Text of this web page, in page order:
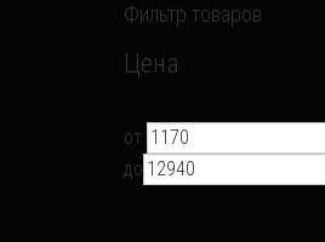
Фильтр товаров
Цена
от
до